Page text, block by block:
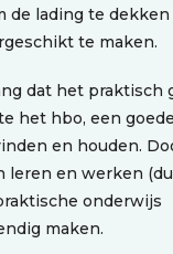
de lading te
te maken.
dat het praktisch
het hbo, een
en houden.
leren en werken
onderwijs
maken.